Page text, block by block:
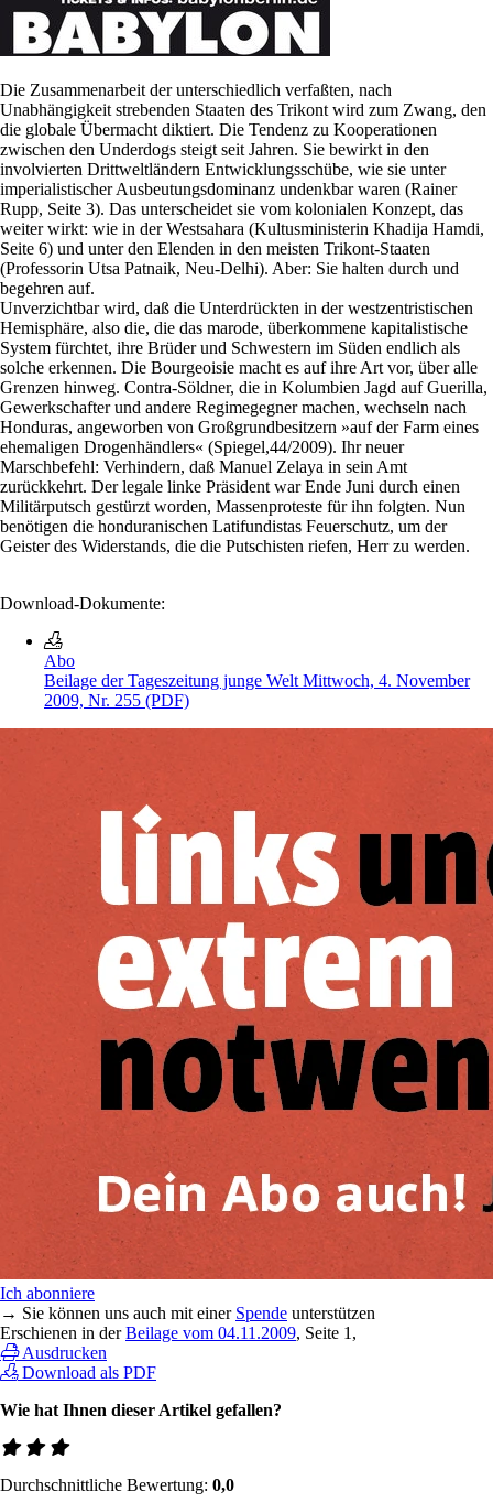
Die Zusammenarbeit der unterschiedlich verfaßten, nach
Unabhängigkeit strebenden Staaten des Trikont wird zum Zwang, den
die globale Übermacht diktiert. Die Tendenz zu Kooperationen
zwischen den Underdogs steigt seit Jahren. Sie bewirkt in den
involvierten Drittweltländern Entwicklungsschübe, wie sie unter
imperialistischer Ausbeutungsdominanz undenkbar waren (Rainer
Rupp, Seite 3). Das unterscheidet sie vom kolonialen Konzept, das
weiter wirkt: wie in der Westsahara (Kultusministerin Khadija Hamdi,
Seite 6) und unter den Elenden in den meisten Trikont-Staaten
(Professorin Utsa Patnaik, Neu-Delhi). Aber: Sie halten durch und
begehren auf.
Unverzichtbar wird, daß die Unterdrückten in der westzentristischen
Hemisphäre, also die, die das marode, überkommene kapitalistische
System fürchtet, ihre Brüder und Schwestern im Süden endlich als
solche erkennen. Die Bourgeoisie macht es auf ihre Art vor, über alle
Grenzen hinweg. Contra-Söldner, die in Kolumbien Jagd auf Guerilla,
Gewerkschafter und andere Regimegegner machen, wechseln nach
Honduras, angeworben von Großgrundbesitzern »auf der Farm eines
ehemaligen Drogenhändlers« (Spiegel,44/2009). Ihr neuer
Marschbefehl: Verhindern, daß Manuel Zelaya in sein Amt
zurückkehrt. Der legale linke Präsident war Ende Juni durch einen
Militärputsch gestürzt worden, Massenproteste für ihn folgten. Nun
benötigen die honduranischen Latifundistas Feuerschutz, um der
Geister des Widerstands, die die Putschisten riefen, Herr zu werden.
Download-Dokumente:
Abo
Beilage der Tageszeitung junge Welt Mittwoch, 4. November
2009, Nr. 255 (PDF)
Ich abonniere
→ Sie können uns auch mit einer Spende unterstützen
Erschienen in derBeilage vom 04.11.2009, Seite 1,
Ausdrucken
Download als PDF
Wie hat Ihnen dieser Artikel gefallen?
Durchschnittliche Bewertung: 0,0